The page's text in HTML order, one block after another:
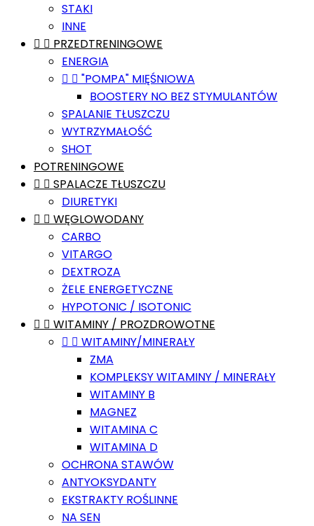
STAKI
INNE
  PRZEDTRENINGOWE
ENERGIA
  "POMPA" MIĘŚNIOWA
BOOSTERY NO BEZ STYMULANTÓW
SPALANIE TŁUSZCZU
WYTRZYMAŁOŚĆ
SHOT
POTRENINGOWE
  SPALACZE TŁUSZCZU
DIURETYKI
  WĘGLOWODANY
CARBO
VITARGO
DEXTROZA
ŻELE ENERGETYCZNE
HYPOTONIC / ISOTONIC
  WITAMINY / PROZDROWOTNE
  WITAMINY/MINERAŁY
ZMA
KOMPLEKSY WITAMINY / MINERAŁY
WITAMINY B
MAGNEZ
WITAMINA C
WITAMINA D
OCHRONA STAWÓW
ANTYOKSYDANTY
EKSTRAKTY ROŚLINNE
NA SEN